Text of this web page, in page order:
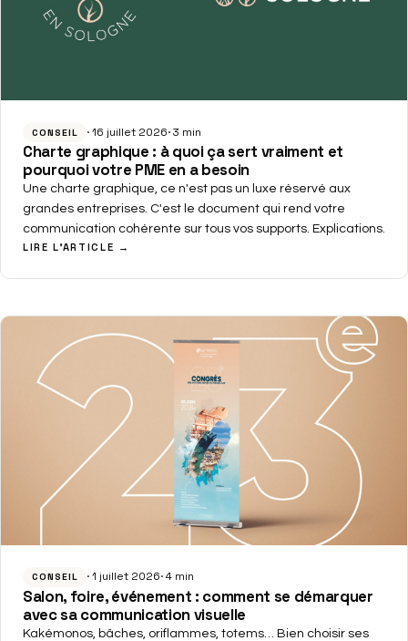
CONSEIL 16 juillet 2026 3 min
Charte graphique : à quoi ça sert vraiment et
pourquoi votre PME en a besoin
Une charte graphique, ce n'est pas un luxe réservé aux
grandes entreprises. C'est le document qui rend votre
communication cohérente sur tous vos supports. Explications.
LIRE L'ARTICLE →
CONSEIL 1 juillet 2026 4 min
Salon, foire, événement : comment se démarquer
avec sa communication visuelle
Kakémonos, bâches, oriflammes, totems… Bien choisir ses